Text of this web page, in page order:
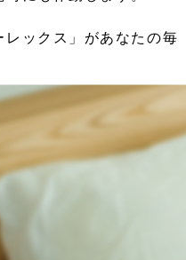
ックス」があなたの毎